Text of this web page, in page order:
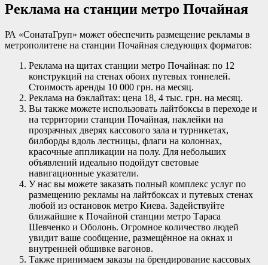
Реклама на станции метро Почайная
РА «СонатаГруп» может обеспечить размещение рекламы в
метрополитене на станции Почайная следующих форматов:
Реклама на щитах станции метро Почайная: по 12
конструкций на стенах обоих путевых тоннелей.
Стоимость аренды 10 000 грн. на месяц.
Реклама на бэклайтах: цена 18, 4 тыс. грн. на месяц.
Вы также можете использовать лайтбоксы в переходе и
на территории станции Почайная, наклейки на
прозрачных дверях кассового зала и турникетах,
билборды вдоль лестницы, флаги на колоннах,
красочные аппликации на полу. Для небольших
объявлений идеально подойдут световые
навигационные указатели.
У нас вы можете заказать полный комплекс услуг по
размещению рекламы на лайтбоксах и путевых стенах
любой из остановок метро Киева. Задействуйте
ближайшие к Почайной станции метро Тараса
Шевченко и Оболонь. Огромное количество людей
увидит ваше сообщение, размещённое на окнах и
внутренней обшивке вагонов.
Также принимаем заказы на брендирование кассовых